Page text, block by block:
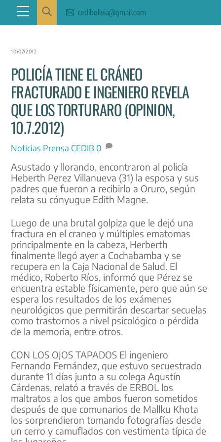
content
Menu cedibolivia@gmail.com
10/07/2012
POLICÍA TIENE EL CRÁNEO
FRACTURADO E INGENIERO REVELA
QUE LOS TORTURARO (OPINION,
10.7.2012)
Noticias Prensa CEDIB 0
Asustado y llorando, encontraron al policía
Heberth Perez Villanueva (31) la esposa y sus
padres que fueron a recibirlo a Oruro, según
relata su cónyugue Edith Magne.
Luego de una brutal golpiza que le dejó una
fractura en el craneo y múltiples ematomas
principalmente en la cabeza, Herberth
finalmente llegó ayer a Cochabamba y se
recupera en la Caja Nacional de Salud. El
médico, Roberto Ríos, informó que Pérez se
encuentra estable físicamente, pero que aún se
espera los resultados de los exámenes
neurológicos que permitirán descartar secuelas
como trastornos a nivel psicológico o pérdida
de la memoria, entre otros.
CON LOS OJOS TAPADOS El ingeniero
Fernando Fernández, que estuvo secuestrado
durante 11 días junto a su colega Agustín
Cárdenas, relató a través de ERBOL los
maltratos a los que ambos fueron sometidos
después de que comunarios de Mallku Khota
los sorprendieron tomando fotografías desde
un cerro y camuflados con vestimenta típica de